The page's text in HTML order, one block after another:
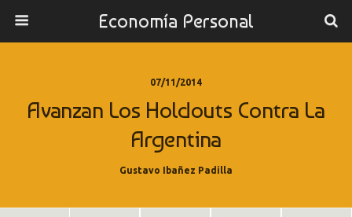
Economía Personal
07/11/2014
Avanzan Los Holdouts Contra La
Argentina
Gustavo Ibañez Padilla